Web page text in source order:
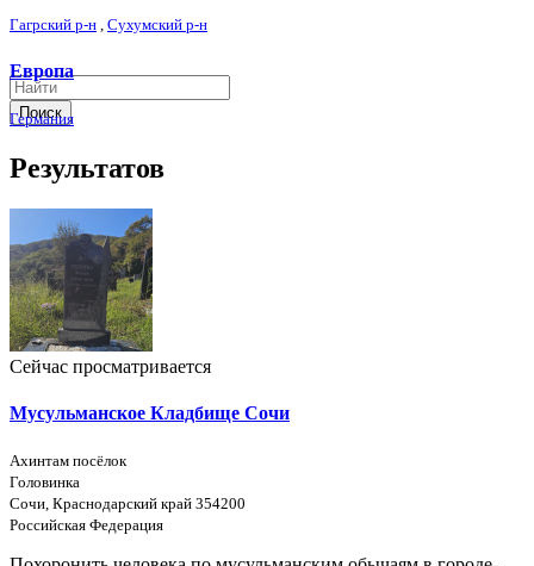
Поиск
Гагрский р-н , Сухумский р-н
Европа
Германия
Результатов
Сейчас просматривается
Мусульманское Кладбище Сочи
Ахинтам посёлок
Головинка
Сочи, Краснодарский край 354200
Российская Федерация